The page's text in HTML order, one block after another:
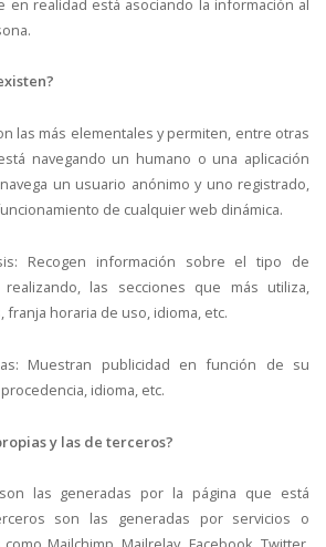
en realidad está asociando la información al
las más elementales y permiten, entre otras
navegando un humano o una aplicación
un usuario anónimo y uno registrado,
de cualquier web dinámica.
Recogen información sobre el tipo de
las secciones que más utiliza,
horaria de uso, idioma, etc.
Muestran publicidad en función de su
idioma, etc.
y las de terceros?
las generadas por la página que está
son las generadas por servicios o